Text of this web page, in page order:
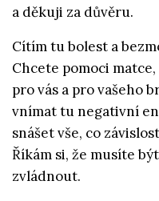
a děkuji za důvěru.
Cítím tu bolest a
Chcete pomoci
pro vás a pro vašeho
vnímat tu negativní
snášet vše, co
Říkám si, že musíte
zvládnout.